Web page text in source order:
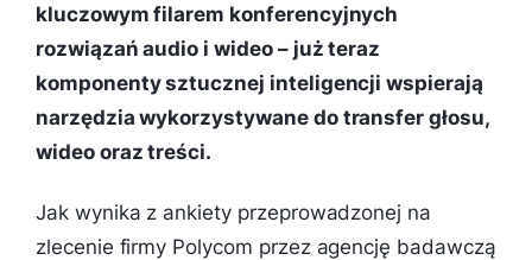
kluczowym filarem konferencyjnych
rozwiązań audio i wideo – już teraz
komponenty sztucznej inteligencji wspierają
narzędzia wykorzystywane do transfer głosu,
wideo oraz treści.
Jak wynika z ankiety przeprowadzonej na
zlecenie firmy Polycom przez agencję badawczą